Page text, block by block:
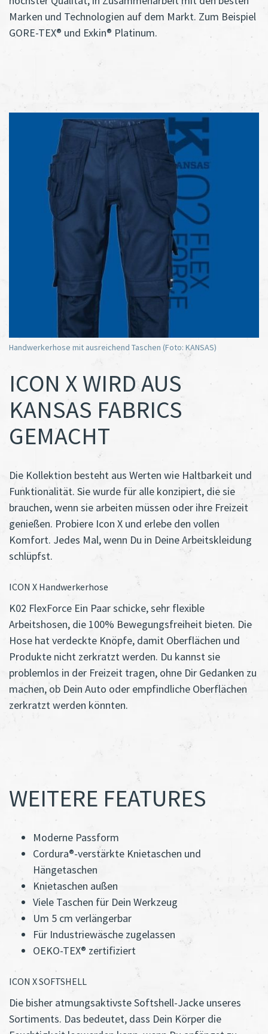
Marken und Technologien auf dem Markt. Zum Beispiel
GORE-TEX® und Exkin® Platinum.
Handwerkerhose mit ausreichend Taschen (Foto: KANSAS)
ICON X WIRD AUS
KANSAS FABRICS
GEMACHT
Die Kollektion besteht aus Werten wie Haltbarkeit und
Funktionalität. Sie wurde für alle konzipiert, die sie
brauchen, wenn sie arbeiten müssen oder ihre Freizeit
genießen. Probiere Icon X und erlebe den vollen
Komfort. Jedes Mal, wenn Du in Deine Arbeitskleidung
schlüpfst.
ICON X Handwerkerhose
K02 FlexForce Ein Paar schicke, sehr flexible
Arbeitshosen, die 100% Bewegungsfreiheit bieten. Die
Hose hat verdeckte Knöpfe, damit Oberflächen und
Produkte nicht zerkratzt werden. Du kannst sie
problemlos in der Freizeit tragen, ohne Dir Gedanken zu
machen, ob Dein Auto oder empfindliche Oberflächen
zerkratzt werden könnten.
WEITERE FEATURES
Moderne Passform
Cordura®-verstärkte Knietaschen und
Hängetaschen
Knietaschen außen
Viele Taschen für Dein Werkzeug
Um 5 cm verlängerbar
Für Industriewäsche zugelassen
OEKO-TEX® zertifiziert
ICON X SOFTSHELL
Die bisher atmungsaktivste Softshell-Jacke unseres
Sortiments. Das bedeutet, dass Dein Körper die